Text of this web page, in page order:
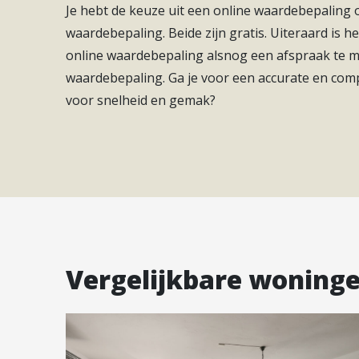
natuurlijke oevers en wadi’s?
BONJOUR, UTRECHT
Bellevue betekent genieten in de leukste stad
Alles is snel en gemakkelijk te bereiken, of het
Soort(en) verwarming Vloerverwarming
Soort(en) warm water Elektrische Boiler
Je hebt de keuze uit een online waardebepaling
waardebepaling. Beide zijn gratis. Uiteraard is
online waardebepaling alsnog een afspraak te
waardebepaling. Ga je voor een accurate en
voor snelheid en gemak?
Vergelijkbare